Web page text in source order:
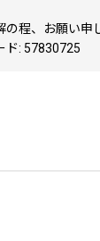
の程、お願い申
ド: 57830725